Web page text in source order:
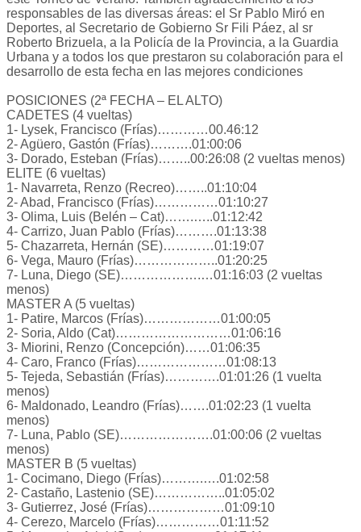
responsables de las diversas áreas: el Sr Pablo Miró en
Deportes, al Secretario de Gobierno Sr Fili Páez, al sr
Roberto Brizuela, a la Policía de la Provincia, a la Guardia
Urbana y a todos los que prestaron su colaboración para el
desarrollo de esta fecha en las mejores condiciones
POSICIONES (2ª FECHA – EL ALTO)
CADETES (4 vueltas)
1- Lysek, Francisco (Frías)…………00.46:12
2- Agüero, Gastón (Frías)……….01:00:06
3- Dorado, Esteban (Frías)……..00:26:08 (2 vueltas menos)
ELITE (6 vueltas)
1- Navarreta, Renzo (Recreo)……..01:10:04
2- Abad, Francisco (Frías)……………01:10:27
3- Olima, Luis (Belén – Cat)…….…..01:12:42
4- Carrizo, Juan Pablo (Frías)……….01:13:38
5- Chazarreta, Hernán (SE)…………01:19:07
6- Vega, Mauro (Frías)………………..01:20:25
7- Luna, Diego (SE)……………….…01:16:03 (2 vueltas
menos)
MASTER A (5 vueltas)
1- Patire, Marcos (Frías)………………01:00:05
2- Soria, Aldo (Cat)………………………01:06:16
3- Miorini, Renzo (Concepción)……01:06:35
4- Caro, Franco (Frías)…………………01:08:13
5- Tejeda, Sebastián (Frías)………….01:01:26 (1 vuelta
menos)
6- Maldonado, Leandro (Frías)…….01:02:23 (1 vuelta
menos)
7- Luna, Pablo (SE)………………….01:00:06 (2 vueltas
menos)
MASTER B (5 vueltas)
1- Cocimano, Diego (Frías)……….….01:02:58
2- Castaño, Lastenio (SE)……………..01:05:02
3- Gutierrez, José (Frías)………………01:09:10
4- Cerezo, Marcelo (Frías)……………01:11:52